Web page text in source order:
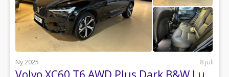
Ny 2025 8 juli